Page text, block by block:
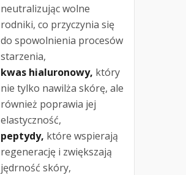
neutralizując wolne
rodniki, co przyczynia się
do spowolnienia procesów
starzenia,
kwas hialuronowy, który
nie tylko nawilża skórę, ale
również poprawia jej
elastyczność,
peptydy, które wspierają
regenerację i zwiększają
jędrność skóry,